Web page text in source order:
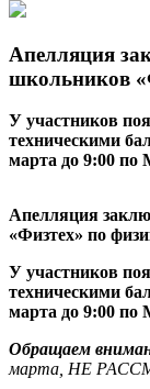
Апелляция
школьников
У участников
техническими
марта до 9:00
Апелляция
«Физтех» по
У участников
техническими
марта до 9:00
Обращаем
марта, НЕ